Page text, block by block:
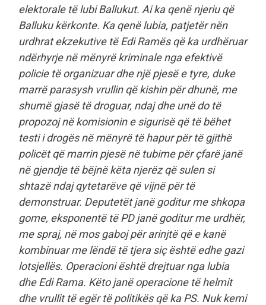
elektorale të lubi Ballukut. Ai ka qenë njeriu që
Balluku kërkonte. Ka qenë lubia, patjetër nën
urdhrat ekzekutive të Edi Ramës që ka urdhëruar
ndërhyrje në mënyrë kriminale nga efektivë
policie të organizuar dhe një pjesë e tyre, duke
marrë parasysh vrullin që kishin për dhunë, me
shumë gjasë të droguar, ndaj dhe unë do të
propozoj në komisionin e sigurisë që të bëhet
testi i drogës në mënyrë të hapur për të gjithë
policët që marrin pjesë në tubime për çfarë janë
në gjendje të bëjnë këta njerëz që sulen si
shtazë ndaj qytetarëve që vijnë për të
demonstruar. Deputetët janë goditur me shkopa
gome, eksponentë të PD janë goditur me urdhër,
me spraj, në mos gaboj për arinjtë që e kanë
kombinuar me lëndë të tjera siç është edhe gazi
lotsjellës. Operacioni është drejtuar nga lubia
dhe Edi Rama. Këto janë operacione të helmit
dhe vrullit të egër të politikës që ka PS. Nuk kemi